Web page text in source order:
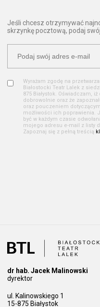
Jeśli chcesz otrzymywać
skrzynkę pocztową, podaj
Wyrażam zgodę na
Białostocki Teatr Lalek z
875 Białystok. Oświadczam,
dobrowolnie oraz że
oraz pouczeniem
możliwości ich poprawienia.
być w każdym czasie
mojego adresu e-mail z listy
Zapoznaj się z pełną treścią
dr hab. Jacek Malinowski
dyrektor
ul. Kalinowskiego 1
15-875 Białystok